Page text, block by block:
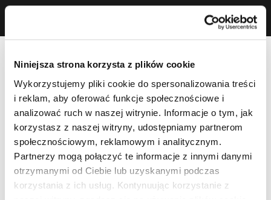
Niniejsza strona korzysta z plików cookie
Wykorzystujemy pliki cookie do spersonalizowania treści
i reklam, aby oferować funkcje społecznościowe i
analizować ruch w naszej witrynie. Informacje o tym, jak
korzystasz z naszej witryny, udostępniamy partnerom
społecznościowym, reklamowym i analitycznym.
Partnerzy mogą połączyć te informacje z innymi danymi
otrzymanymi od Ciebie lub uzyskanymi podczas
korzystania z ich usług. Kontynuując korzystanie z